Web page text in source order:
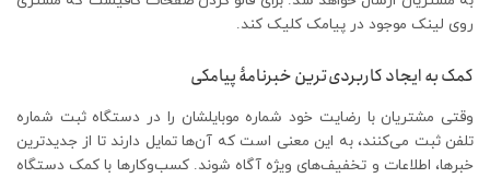
روی لینک موجود در پیامک کلیک کند.
کمک به ایجاد کاربردی‌ترین خبرنامۀ پیامکی
وقتی مشتریان با رضایت خود شماره موبایلشان را در دستگاه ثبت شماره
تلفن ثبت می‌کنند، به این معنی است که آن‌ها تمایل دارند تا از جدیدترین
خبرها، اطلاعات و تخفیف‌های ویژه آگاه شوند. کسب‌‌وکارها با کمک دستگاه